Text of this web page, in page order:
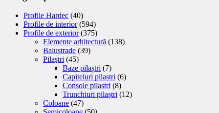
Profile Hardec (40)
Profile de interior (594)
Profile de exterior (375)
Elemente arhitectură (138)
Balustrade (39)
Pilaştri (45)
Baze pilaștri (7)
Capiteluri pilaștri (6)
Console pilastri (8)
Trunchiuri pilaștri (12)
Coloane (47)